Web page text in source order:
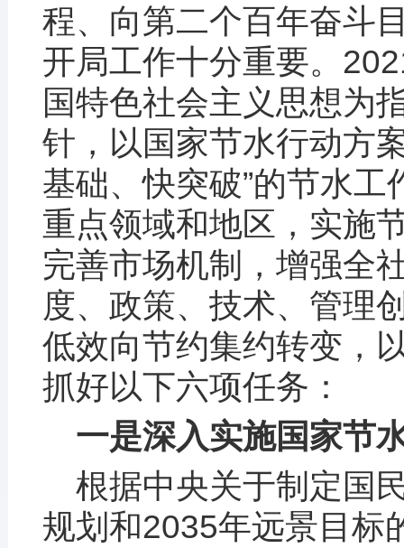
程、向第二个百年奋斗
开局工作十分重要。
国特色社会主义思想为
针，以国家节水行动方
基础、快突破”的节水
重点领域和地区，实施
完善市场机制，增强全
度、政策、技术、管理
低效向节约集约转变，
抓好以下六项任务：
一是深入实施国家节
根据中央关于制定国
规划和2035年远景目标